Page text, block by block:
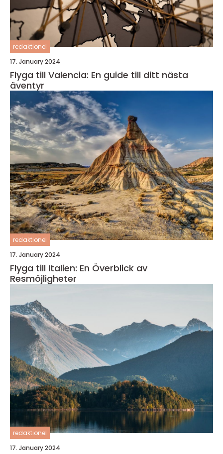
redaktionel
17. January 2024
Flyga till Valencia: En guide till ditt nästa
äventyr
redaktionel
17. January 2024
Flyga till Italien: En Överblick av
Resmöjligheter
redaktionel
17. January 2024